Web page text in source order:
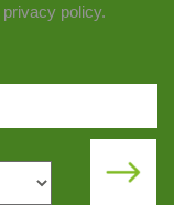
privacy policy.